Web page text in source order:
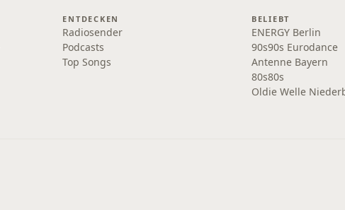
ENTDECKEN
Radiosender
Podcasts
Top Songs
BELIEBT
ENERGY Berlin
90s90s Eurodance
Antenne Bayern
80s80s
Oldie Welle